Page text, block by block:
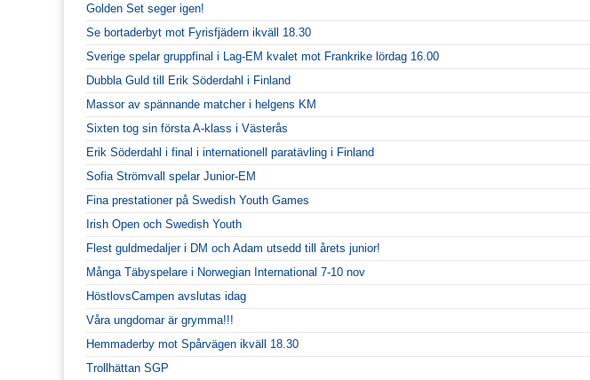
Golden Set seger igen!
Se bortaderbyt mot Fyrisfjädern ikväll 18.30
Sverige spelar gruppfinal i Lag-EM kvalet mot Frankrike lördag 16.00
Dubbla Guld till Erik Söderdahl i Finland
Massor av spännande matcher i helgens KM
Sixten tog sin första A-klass i Västerås
Erik Söderdahl i final i internationell paratävling i Finland
Sofia Strömvall spelar Junior-EM
Fina prestationer på Swedish Youth Games
Irish Open och Swedish Youth
Flest guldmedaljer i DM och Adam utsedd till årets junior!
Många Täbyspelare i Norwegian International 7-10 nov
HöstlovsCampen avslutas idag
Våra ungdomar är grymma!!!
Hemmaderby mot Spårvägen ikväll 18.30
Trollhättan SGP